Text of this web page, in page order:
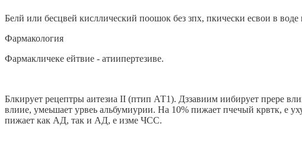
Белй или бесцвей кисллический поошок без зпх, пкически есвои в
Фармакология
Фармакличеке ейтвие - атиипертезиве.
Блкирует рецептры аитезиа II (птип АТ1). Дззавиим иибирует прере
влиие, умеьшает урвеь альбумиурии. На 10% пижает пчечый крвтк, е
пижает как АД, так и АД, е изме ЧСС.